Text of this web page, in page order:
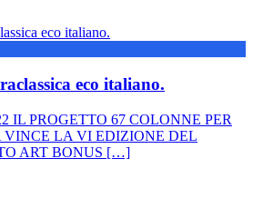
eco italiano.
IL PROGETTO 67 COLONNE PER
VINCE LA VI EDIZIONE DEL
ART BONUS […]